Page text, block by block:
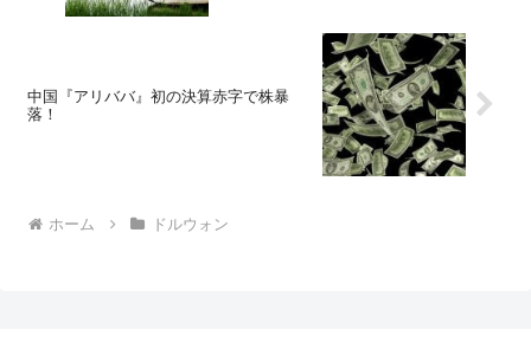
中国『アリババ』初の決算赤字で株暴
落！
ホーム ドルウォン